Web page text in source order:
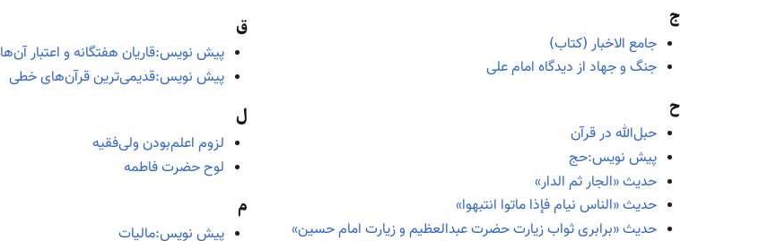
ج
جامع الاخبار (کتاب)
جنگ و جهاد از دیدگاه امام علی
ح
حبل‌الله در قرآن
پیش نویس:حج
حدیث «الجار ثم الدار»
حدیث «الناس نیام فإذا ماتوا انتبهوا»
حدیث «برابری ثواب زیارت حضرت عبدالعظیم و زیارت امام حسین»
ق
پیش نویس:قاریان هفتگانه و اعتبار آن‌ها
پیش نویس:قدیمی‌ترین قرآن‌های خطی
ل
لزوم اعلم‌بودن ولی‌فقیه
لوح حضرت فاطمه
م
پیش نویس:مالیات